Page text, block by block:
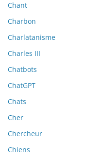
Chant
Charbon
Charlatanisme
Charles III
Chatbots
ChatGPT
Chats
Cher
Chercheur
Chiens